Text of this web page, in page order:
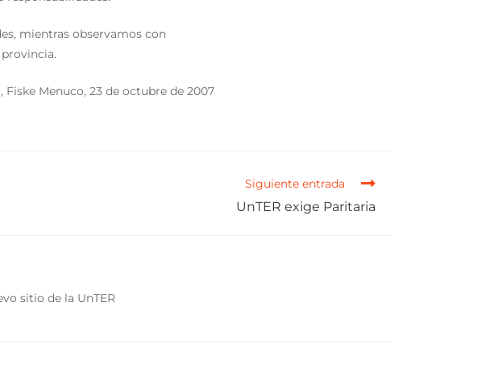
mientras observamos con
Fiske Menuco, 23 de octubre de 2007
Siguiente entrada
UnTER exige Paritaria
sitio de la UnTER